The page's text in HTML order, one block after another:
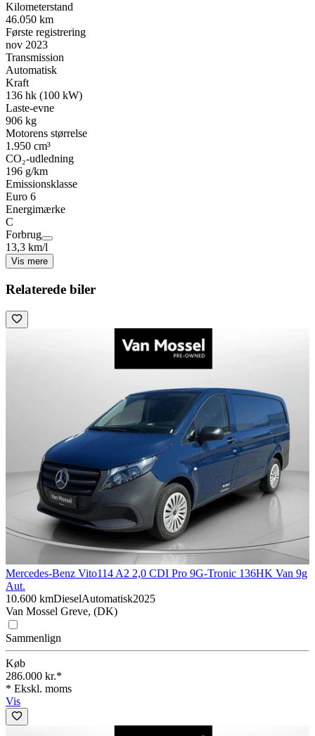
Kilometerstand
46.050 km
Første registrering
nov 2023
Transmission
Automatisk
Kraft
136 hk (100 kW)
Laste-evne
906 kg
Motorens størrelse
1.950 cm³
CO₂-udledning
196 g/km
Emissionsklasse
Euro 6
Energimærke
C
Forbrug
13,3 km/l
Vis mere
Relaterede biler
Mercedes-Benz Vito114 A2 2,0 CDI Pro 9G-Tronic 136HK Van 9g
Aut.
10.600 kmDieselAutomatisk2025
Van Mossel Greve, (DK)
Sammenlign
Køb
286.000 kr.*
* Ekskl. moms
Vis